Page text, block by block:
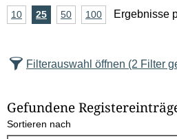
zurück
A
z
l
E
10Ergebnisse
25Ergebnisse
50Ergebnisse
100Ergebnisse
Ergebnisse
Filterauswahl öffnen (2 Filter
Gefundene
Sortieren nach